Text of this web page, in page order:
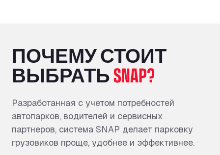
ПОЧЕМУ СТОИТ
ВЫБРАТЬSNAP?
Разработанная с учетом потребностей
автопарков, водителей и сервисных
партнеров, система SNAP делает парковку
грузовиков проще, удобнее и эффективнее.